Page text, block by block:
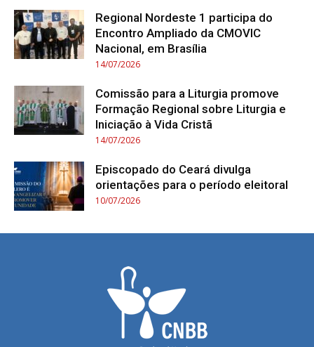
Regional Nordeste 1 participa do
Encontro Ampliado da CMOVIC
Nacional, em Brasília
14/07/2026
Comissão para a Liturgia promove
Formação Regional sobre Liturgia e
Iniciação à Vida Cristã
14/07/2026
Episcopado do Ceará divulga
orientações para o período eleitoral
10/07/2026